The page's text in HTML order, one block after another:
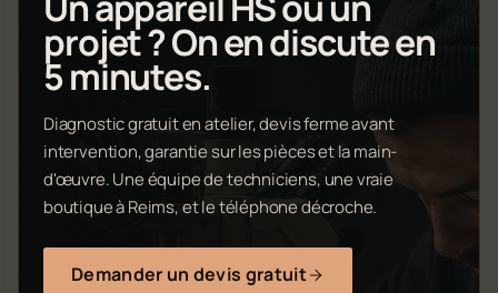
projet ? On en discute en
5 minutes.
Diagnostic gratuit en atelier, devis ferme avant
intervention, garantie sur les pièces et la main-
d'œuvre. Une équipe de techniciens, une vraie
boutique à Reims, et le téléphone décroche.
Demander un devis gratuit